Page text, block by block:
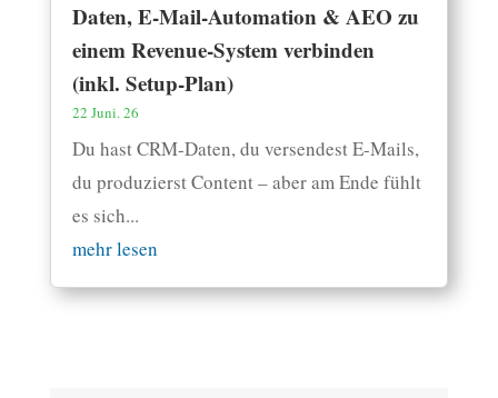
Daten, E-Mail-Automation & AEO zu
einem Revenue-System verbinden
(inkl. Setup-Plan)
22 Juni. 26
Du hast CRM-Daten, du versendest E-Mails,
du produzierst Content – aber am Ende fühlt
es sich...
mehr lesen